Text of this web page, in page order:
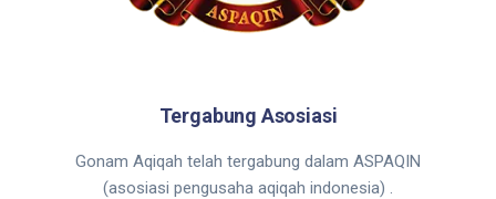
Tergabung Asosiasi
Gonam Aqiqah telah tergabung dalam ASPAQIN
(asosiasi pengusaha aqiqah indonesia) .